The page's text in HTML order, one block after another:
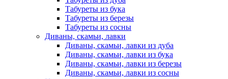
Табуреты из бука
Табуреты из березы
Табуреты из сосны
Диваны, скамьи, лавки
Диваны, скамьи, лавки из дуба
Диваны, скамьи, лавки из бука
Диваны, скамьи, лавки из березы
Диваны, скамьи, лавки из сосны